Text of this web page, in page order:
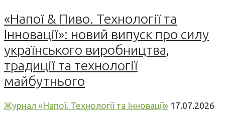
«Напої & Пиво. Технології та
Інновації»: новий випуск про силу
українського виробництва,
традиції та технології
майбутнього
Журнал «Напої. Технології та Інновації» 17.07.2026